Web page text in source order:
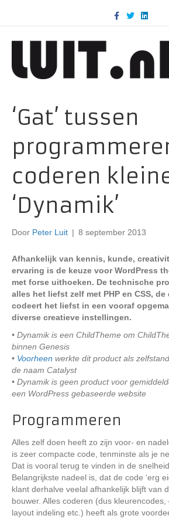
c
k
T
w
i
n
d
‘Gat’ tussen
coderen
‘Dynamik’
Door Peter Luit | 8 september 2013
Afhankelijk van kennis, kunde,
ervaring is de keuze voor WordPress
met forse uithoeken. De technische
alles het liefst zelf met PHP en CSS,
codeert het liefst in een vooraf
diverse creatieve instellingen.
• Dynamik is een ChildTheme om
binnen Genesis
• Voorheen werkte dit product als
de naam Catalyst
• Dynamik is geen product voor
een WordPress gebaseerde website
Programmeren
Alles zelf doen heeft zo zijn voor- en
is zeer compacte code, tenminste als je
Dat is vooral terug te vinden in de
Belangrijkste nadeel is, dat de code ‘erg
klant derhalve veelal afhankelijk blijft van
bouwer. Alles coderen (dus kleurencodes,
layout indeling etc.) heeft als grote